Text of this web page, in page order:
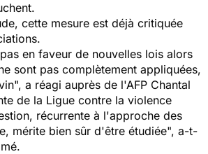
cette mesure est déjà critiquée
en faveur de nouvelles lois alors
sont pas complètement appliquées,
a réagi auprès de l'AFP Chantal
de la Ligue contre la violence
récurrente à l'approche des
mérite bien sûr d'être étudiée", a-t-